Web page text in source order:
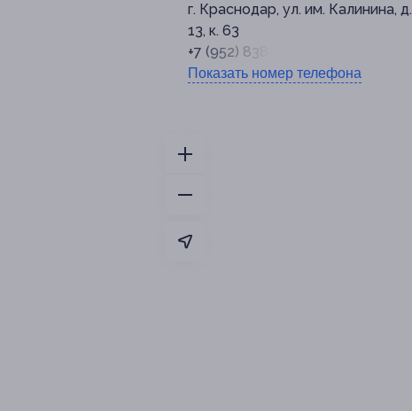
г. Краснодар, ул. им. Калинина, д.
13, к. 63
+7 (952) 838-80-82
Показать номер телефона